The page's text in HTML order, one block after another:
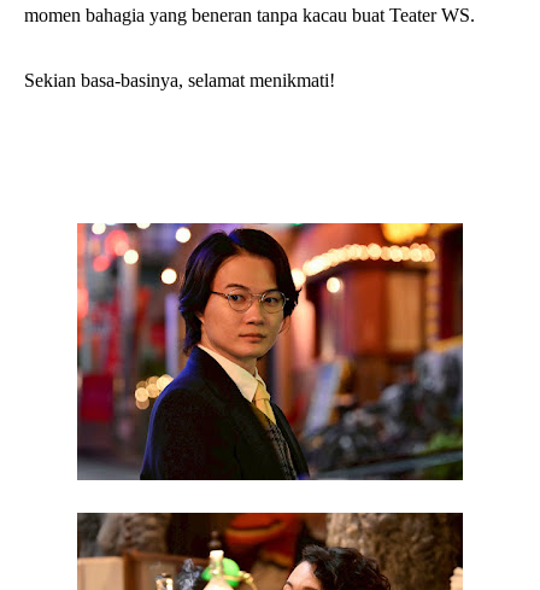
momen bahagia yang beneran tanpa kacau buat Teater WS.
Sekian basa-basinya, selamat menikmati!